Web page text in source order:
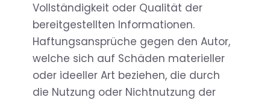
Vollständigkeit oder Qualität der
bereitgestellten Informationen.
Haftungsansprüche gegen den Autor,
welche sich auf Schäden materieller
oder ideeller Art beziehen, die durch
die Nutzung oder Nichtnutzung der